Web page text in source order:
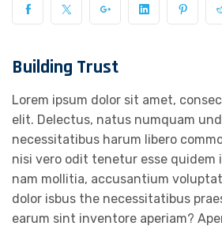
Building Trust
Lorem ipsum dolor sit amet,
elit. Delectus, natus numquam
necessitatibus harum libero
nisi vero odit tenetur esse quidem
nam mollitia, accusantium
dolor isbus the necessitatibus
earum sint inventore aperiam?